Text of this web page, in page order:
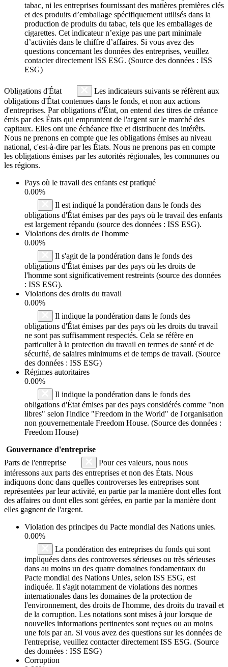
tabac, ni les entreprises fournissant des matières premières clés
et des produits d’emballage spécifiquement utilisés dans la
production de produits du tabac, tels que les emballages de
cigarettes. Cet indicateur n’exige pas une part minimale
d’activités dans le chiffre d’affaires. Si vous avez des
questions concernant les données des entreprises, veuillez
contacter directement ISS ESG. (Source des données : ISS
ESG)
Obligations d'État
Les indicateurs suivants se réfèrent aux
obligations d'État contenues dans le fonds, et non aux actions
d'entreprises. Par obligations d'État, on entend des titres de créance
émis par des États qui empruntent de l'argent sur le marché des
capitaux. Elles ont une échéance fixe et distribuent des intérêts.
Nous ne prenons en compte que les obligations émises au niveau
national, c'est-à-dire par les États. Nous ne prenons pas en compte
les obligations émises par les autorités régionales, les communes ou
les régions.
Pays où le travail des enfants est pratiqué
0.00%
Il est indiqué la pondération dans le fonds des
obligations d'État émises par des pays où le travail des enfants
est largement répandu (source des données : ISS ESG).
Violations des droits de l'homme
0.00%
Il s'agit de la pondération dans le fonds des
obligations d'État émises par des pays où les droits de
l'homme sont significativement restreints (source des données
: ISS ESG).
Violations des droits du travail
0.00%
Il indique la pondération dans le fonds des
obligations d'État émises par des pays où les droits du travail
ne sont pas suffisamment respectés. Cela se réfère en
particulier à la protection du travail en termes de santé et de
sécurité, de salaires minimums et de temps de travail. (Source
des données : ISS ESG)
Régimes autoritaires
0.00%
Il indique la pondération dans le fonds des
obligations d'État émises par des pays considérés comme "non
libres" selon l'indice "Freedom in the World" de l'organisation
non gouvernementale Freedom House. (Source des données :
Freedom House)
Gouvernance d'entreprise
Parts de l'entreprise
Pour ces valeurs, nous nous
intéressons aux parts des entreprises et non des États. Nous
indiquons donc dans quelles controverses les entreprises sont
représentées par leur activité, en partie par la manière dont elles font
des affaires ou dont elles sont gérées, en partie par la manière dont
elles gagnent de l'argent.
Violation des principes du Pacte mondial des Nations unies.
0.00%
La pondération des entreprises du fonds qui sont
impliquées dans des controverses sérieuses ou très sérieuses
dans au moins un des quatre domaines fondamentaux du
Pacte mondial des Nations Unies, selon ISS ESG, est
indiquée. Il s'agit notamment de violations des normes
internationales dans les domaines de la protection de
l'environnement, des droits de l'homme, des droits du travail et
de la corruption. Les notations sont mises à jour lorsque de
nouvelles informations pertinentes sont reçues ou au moins
une fois par an. Si vous avez des questions sur les données de
l'entreprise, veuillez contacter directement ISS ESG. (Source
des données : ISS ESG)
Corruption